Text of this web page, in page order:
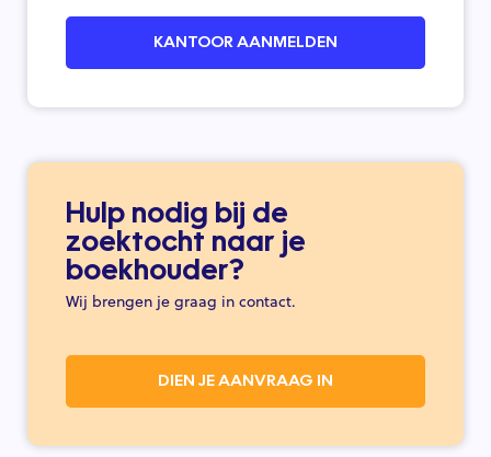
KANTOOR AANMELDEN
Hulp nodig bij de
zoektocht naar je
boekhouder?
Wij brengen je graag in contact.
DIEN JE AANVRAAG IN